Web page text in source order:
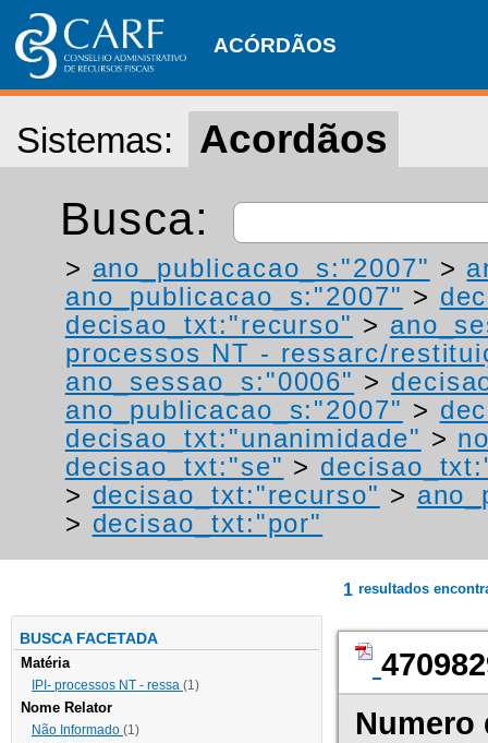
ACÓRDÃOS
Sistemas: Acordãos
Busca:
> ano_publicacao_s:"2007" >
ano_publicacao_s:"2007" >
decisao_txt:"recurso" >
processos NT - ressarc/
ano_sessao_s:"0006" >
ano_publicacao_s:"2007" >
decisao_txt:"unanimidade" >
decisao_txt:"se" >
> decisao_txt:"recurso" >
> decisao_txt:"por"
BUSCA FACETADA
Matéria
IPI- processos NT - ressa (1)
Nome Relator
Não Informado (1)
1 resultados
Numero